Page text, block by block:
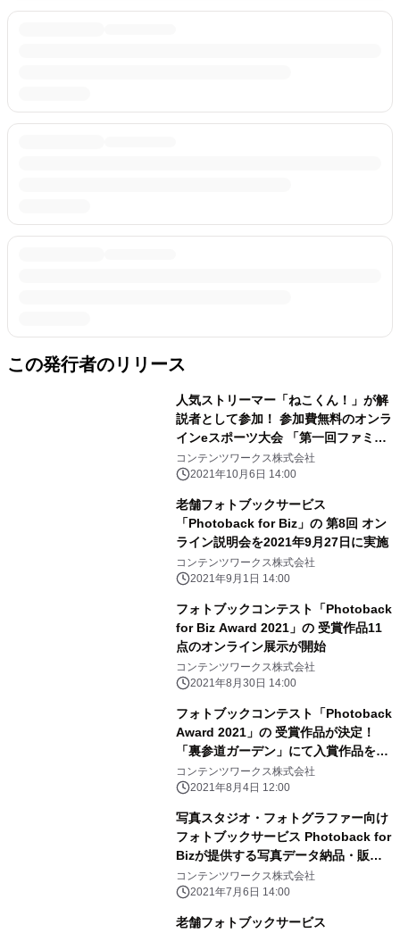
この発行者のリリース
人気ストリーマー「ねこくん！」が解
説者として参加！ 参加費無料のオンラ
インeスポーツ大会 「第一回ファミフ
ルカップ親子でフォートナイト」を
11月3日に開催
コンテンツワークス株式会社
2021年10月6日 14:00
老舗フォトブックサービス
「Photoback for Biz」の 第8回 オン
ライン説明会を2021年9月27日に実施
コンテンツワークス株式会社
2021年9月1日 14:00
フォトブックコンテスト「Photoback
for Biz Award 2021」の 受賞作品11
点のオンライン展示が開始
コンテンツワークス株式会社
2021年8月30日 14:00
フォトブックコンテスト「Photoback
Award 2021」の 受賞作品が決定！
「裏参道ガーデン」にて入賞作品を展
示
コンテンツワークス株式会社
2021年8月4日 12:00
写真スタジオ・フォトグラファー向け
フォトブックサービス Photoback for
Bizが提供する写真データ納品・販売
ツール 「Webアルバム」オンライン
説明会を、2021年7月26日に実施
コンテンツワークス株式会社
2021年7月6日 14:00
老舗フォトブックサービス